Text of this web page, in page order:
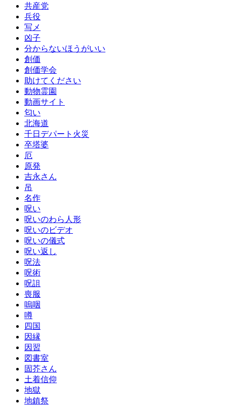
共産党
兵役
写メ
凶子
分からないほうがいい
創価
創価学会
助けてください
動物霊園
動画サイト
匂い
北海道
千日デパート火災
卒塔婆
厄
原発
吉永さん
吊
名作
呪い
呪いのわら人形
呪いのビデオ
呪いの儀式
呪い返し
呪法
呪術
呪詛
喪服
嗚咽
噂
四国
因縁
因習
図書室
固芥さん
土着信仰
地獄
地鎮祭